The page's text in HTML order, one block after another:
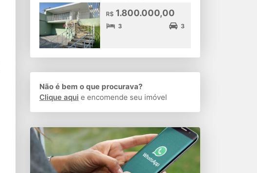
R$1.800.000,00
3 3
Não é bem o que procurava?
Clique aqui e encomende seu imóvel